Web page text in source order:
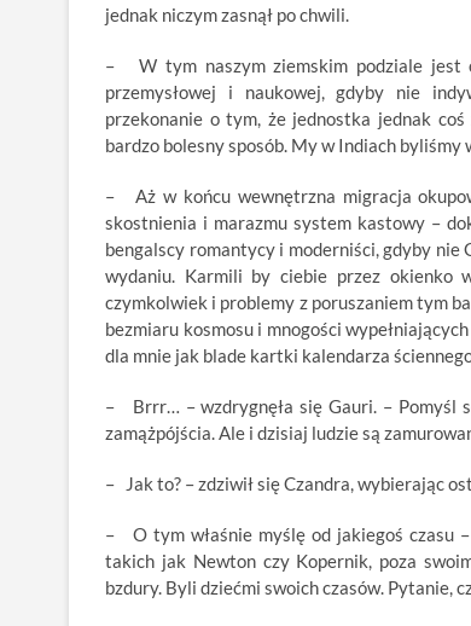
jednak niczym zasnął po chwili.
– W tym naszym ziemskim podziale jest
przemysłowej i naukowej, gdyby nie
przekonanie o tym, że jednostka jednak
bardzo bolesny sposób. My w Indiach
– Aż w końcu wewnętrzna migracja
skostnienia i marazmu system kastowy –
bengalscy romantycy i moderniści, gdyby nie
wydaniu. Karmili by ciebie przez okienko
czymkolwiek i problemy z poruszaniem tym
bezmiaru kosmosu i mnogości
dla mnie jak blade kartki kalendarza
– Brrr… – wzdrygnęła się Gauri. – Pomyśl
zamążpójścia. Ale i dzisiaj ludzie są
– Jak to? – zdziwił się Czandra, wybierając
– O tym właśnie myślę od jakiegoś czasu
takich jak Newton czy Kopernik, poza
bzdury. Byli dziećmi swoich czasów. Pytanie,